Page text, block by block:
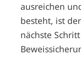
ausreichen
besteht, ist
nächste